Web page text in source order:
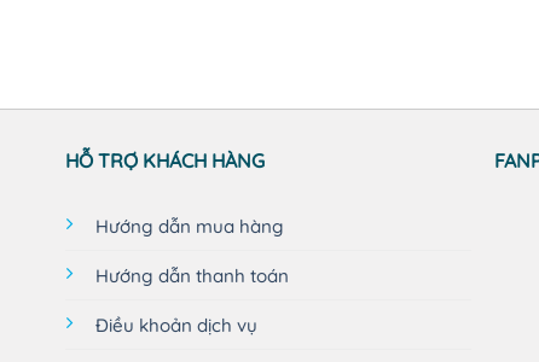
HỖ TRỢ KHÁCH HÀNG
Hướng dẫn mua hàng
Hướng dẫn thanh toán
Điều khoản dịch vụ